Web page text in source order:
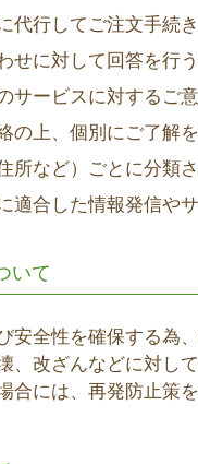
代行してご注文手続
せに対して回答を行
サービスに対するご
の上、個別にご了解
所など）ごとに分類
適合した情報発信や
いて
安全性を確保する為
、改ざんなどに対し
合には、再発防止策